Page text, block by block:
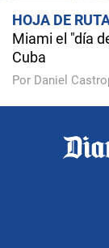
HOJA DE
Miami el "día
Cuba
Por Daniel